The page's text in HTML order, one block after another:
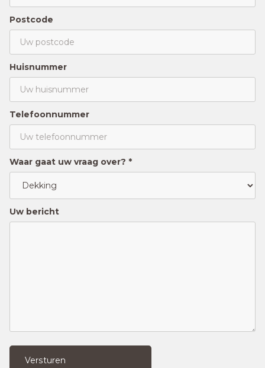
Postcode
Huisnummer
Telefoonnummer
Waar gaat uw vraag over? *
Uw bericht
Versturen